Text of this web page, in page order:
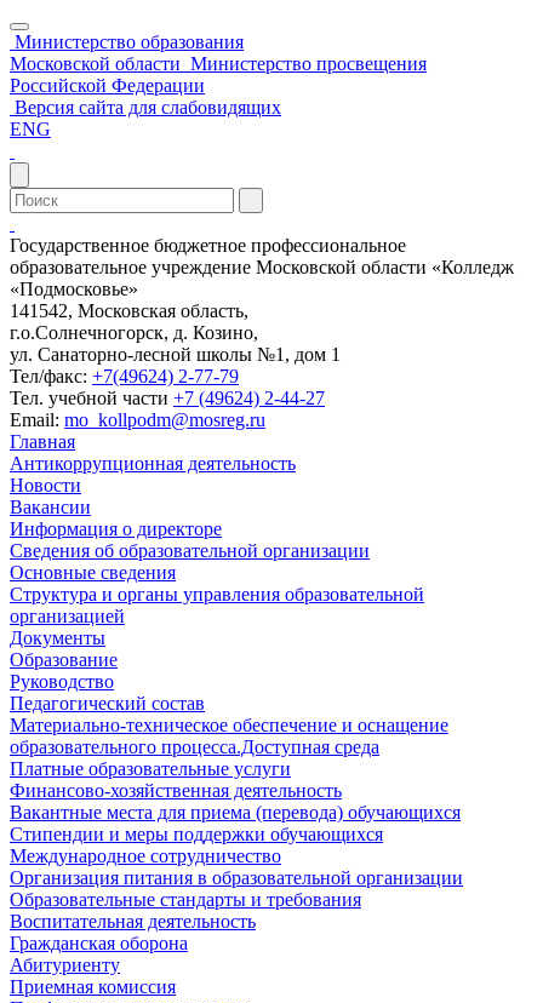
Министерство образования
Московской области Министерство просвещения
Российской Федерации
Версия сайта для слабовидящих
ENG
Государственное бюджетное профессиональное
образовательное учреждение Московской области «Колледж
«Подмосковье»
141542, Московская область,
г.о.Солнечногорск, д. Козино,
ул. Санаторно-лесной школы №1, дом 1
Тел/факс: +7(49624) 2-77-79
Тел. учебной части +7 (49624) 2-44-27
Email: mo_kollpodm@mosreg.ru
Главная
Антикоррупционная деятельность
Новости
Вакансии
Информация о директоре
Сведения об образовательной организации
Основные сведения
Структура и органы управления образовательной
организацией
Документы
Образование
Руководство
Педагогический состав
Материально-техническое обеспечение и оснащение
образовательного процесса.Доступная среда
Платные образовательные услуги
Финансово-хозяйственная деятельность
Вакантные места для приема (перевода) обучающихся
Стипендии и меры поддержки обучающихся
Международное сотрудничество
Организация питания в образовательной организации
Образовательные стандарты и требования
Воспитательная деятельность
Гражданская оборона
Абитуриенту
Приемная комиссия